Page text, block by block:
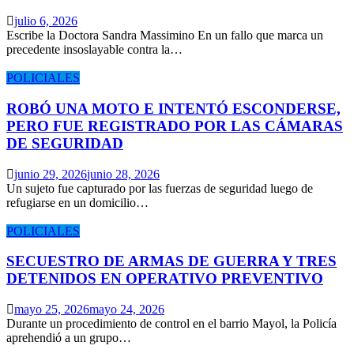
julio 6, 2026
Escribe la Doctora Sandra Massimino En un fallo que marca un
precedente insoslayable contra la…
POLICIALES
ROBÓ UNA MOTO E INTENTÓ ESCONDERSE,
PERO FUE REGISTRADO POR LAS CÁMARAS
DE SEGURIDAD
junio 29, 2026junio 28, 2026
Un sujeto fue capturado por las fuerzas de seguridad luego de
refugiarse en un domicilio…
POLICIALES
SECUESTRO DE ARMAS DE GUERRA Y TRES
DETENIDOS EN OPERATIVO PREVENTIVO
mayo 25, 2026mayo 24, 2026
Durante un procedimiento de control en el barrio Mayol, la Policía
aprehendió a un grupo…